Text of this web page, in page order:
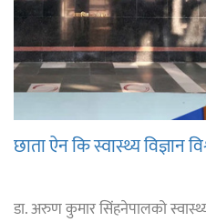
छाता ऐन कि स्वास्थ्य विज्ञान
डा. अरुण कुमार सिंहनेपालको स्वास्थ्य